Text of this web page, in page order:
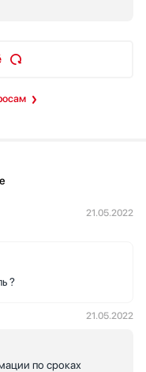
21.05.2022
?
21.05.2022
по сроках